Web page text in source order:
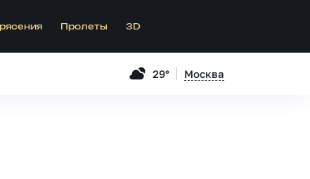
Пролеты 3D
29° Москва